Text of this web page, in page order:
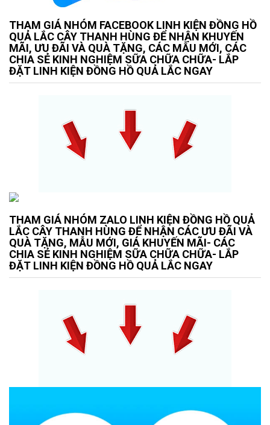
THAM GIÁ NHÓM FACEBOOK LINH KIỆN ĐỒNG HỒ
QUẢ LẮC CÂY THANH HÙNG ĐỂ NHẬN KHUYẾN
MÃI, ƯU ĐÃI VÀ QUÀ TẶNG, CÁC MẪU MỚI, CÁC
CHIA SẺ KINH NGHIỆM SỮA CHỮA CHỮA- LẮP
ĐẶT LINH KIỆN ĐỒNG HỒ QUẢ LẮC NGAY
THAM GIÁ NHÓM ZALO LINH KIỆN ĐỒNG HỒ QUẢ
LẮC CÂY THANH HÙNG ĐỂ NHẬN CÁC ƯU ĐÃI VÀ
QUÀ TẶNG, MẪU MỚI, GIÁ KHUYẾN MÃI- CÁC
CHIA SẺ KINH NGHIỆM SỮA CHỮA CHỮA- LẮP
ĐẶT LINH KIỆN ĐỒNG HỒ QUẢ LẮC NGAY